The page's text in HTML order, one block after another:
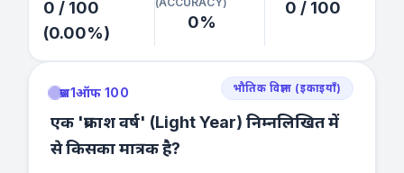
0 / 100
(0.00%)
0%
0 / 100
भौतिक विज्ञान (इकाइयाँ)
प्रश्न1ऑफ 100
एक 'प्रकाश वर्ष' (Light Year) निम्नलिखित में
से किसका मात्रक है?